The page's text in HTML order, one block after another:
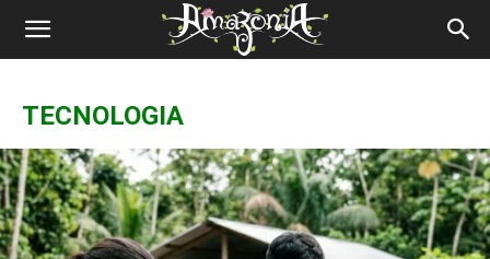
Revista
TECNOLOGIA